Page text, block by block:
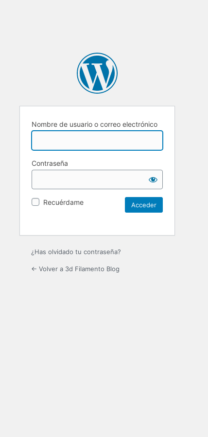
Nombre de usuario o correo electrónico
Contraseña
Recuérdame
¿Has olvidado tu contraseña?
← Volver a 3d Filamento Blog